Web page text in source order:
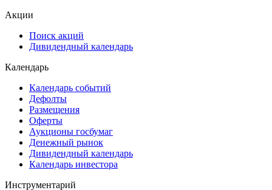
Акции
Поиск акций
Дивидендный календарь
Календарь
Календарь событий
Дефолты
Размещения
Оферты
Аукционы госбумаг
Денежный рынок
Дивидендный календарь
Календарь инвестора
Инструментарий